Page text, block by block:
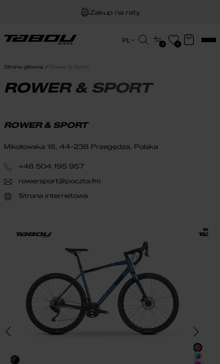
Zakup na raty
Dożywotnia gwarancja na ramę
PL
Wyszukiwarka
produktów
0 0
Strona główna Rower & Sport
ROWER & SPORT
ROWER & SPORT
Mikołowska 18, 44-238 Przegędza, Polska
+48 504 195 957
rowersport@poczta.fm
Strona internetowa